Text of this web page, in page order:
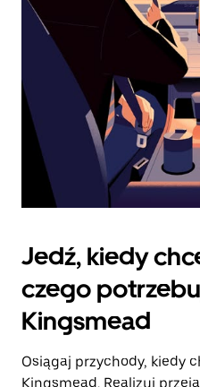
kalendarz.
Jedź, kiedy
czego
Kingsmead
Osiągaj przychody, kiedy
Kingsmead. Realizuj